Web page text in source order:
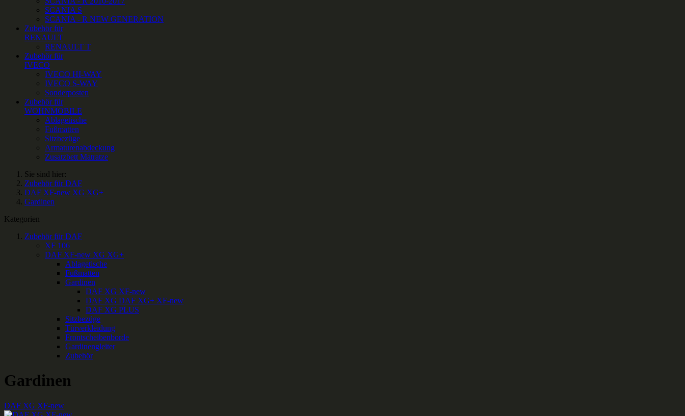
SCANIA S
SCANIA - R NEW GENERATION
Zubehör für
RENAULT
RENAULT T
Zubehör für
IVECO
IVECO HI-WAY
IVECO S-WAY
Sonderposten
Zubehör für
WOHNMOBILE
Ablagetische
Fußmatten
Sitzbezüge
Armaturenabdeckung
Zusatzbett Matratze
Sie sind hier:
Zubehör für DAF
DAF XF-new XG XG+
Gardinen
Kategorien
Zubehör für DAF
XF 106
DAF XF-new XG XG+
Ablagetische
Fußmatten
Gardinen
DAF XG XF-new
DAF XG DAF XG+ XF-new
DAF XG PLUS
Sitzbezüge
Türverkleidung
Frontscheibenborde
Gardinengleiter
Zubehör
Gardinen
DAF XG XF-new